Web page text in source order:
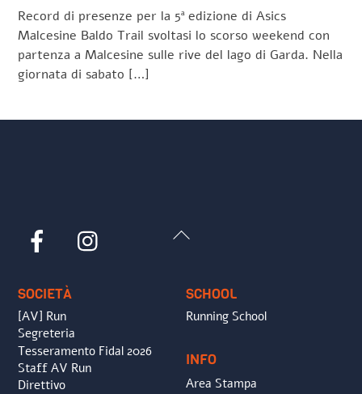
Record di presenze per la 5ª edizione di Asics
Malcesine Baldo Trail svoltasi lo scorso weekend con
partenza a Malcesine sulle rive del lago di Garda. Nella
giornata di sabato […]
Back
Facebook
SOCIETÀ
[AV] Run
Segreteria
Tesseramento Fidal 2026
Staff AV Run
Direttivo
SCHOOL
Running School
INFO
Area Stampa